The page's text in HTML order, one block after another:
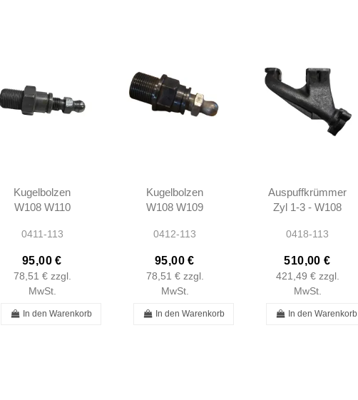
Kugelbolzen
W108 W110
1800500574
0411-113
95,00 €
78,51 € zzgl.
MwSt.
In den Warenkorb
Kugelbolzen
W108 W109
W114 W115
1800500574
0412-113
95,00 €
78,51 € zzgl.
MwSt.
In den Warenkorb
Auspuffkrümmer
Zyl 1-3 - W108
W113 -
A1291420002
M129 M130 SE
0418-113
510,00 €
421,49 € zzgl.
MwSt.
In den Warenkorb